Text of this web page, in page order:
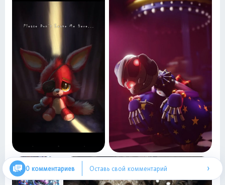
0 комментариев Оставь свой комментарий ›